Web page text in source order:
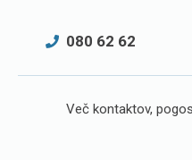
080 62 62
Več kontaktov,